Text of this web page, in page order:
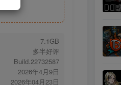
7.1GB
多半好评
Build.22732587
2026年4月9日
2026年04月23日